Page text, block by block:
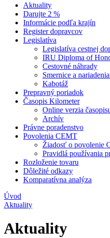
Aktuality
Darujte 2 %
Informácie podľa krajín
Register dopravcov
Legislatíva
Legislatíva cestnej
IRU Diploma of
Cestovné náhrady
Smernice a
Kabotáž
Prepravný poriadok
Časopis Kilometer
Online verzia
Archív
Právne poradenstvo
Povolenia CEMT
Žiadosť o povolenie
Pravidlá používania
Rozloženie tovaru
Dôležité odkazy
Komparatívna analýza
Úvod
Aktuality
Aktuality